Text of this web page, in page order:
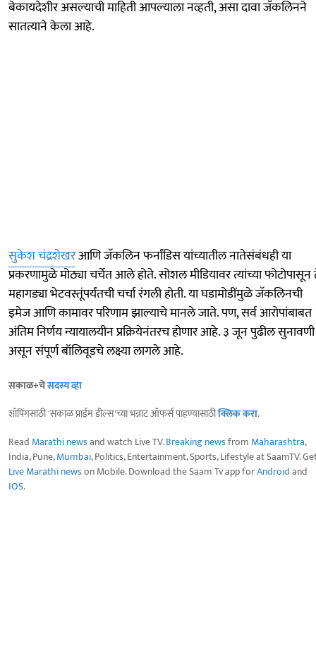
बेकायदेशीर असल्याची माहिती आपल्याला नव्हती, असा दावा जॅकलिनने
सातत्याने केला आहे.
सुकेश चंद्रशेखरआणि जॅकलिन फर्नांडिस यांच्यातील नातेसंबंधही या
प्रकरणामुळे मोठ्या चर्चेत आले होते. सोशल मीडियावर त्यांच्या
महागड्या भेटवस्तूंपर्यंतची चर्चा रंगली होती. या घडामोडींमुळे जॅकलिनची
इमेज आणि कामावर परिणाम झाल्याचे मानले जाते. पण, सर्व आरोपांबाबत
अंतिम निर्णय न्यायालयीन प्रक्रियेनंतरच होणार आहे. ३ जून पुढील सुनावणी
असून संपूर्ण बॉलिवूडचे लक्ष्या लागले आहे.
सकाळ+चेसदस्य व्हा
शॉपिंगसाठी 'सकाळ प्राईम डील्स'च्या भन्नाट ऑफर्स पाहण्यासाठीक्लिक करा.
Read Marathi newsand watch Live TV.Breaking newsfrom Maharashtra,
India, Pune,Mumbai, Politics, Entertainment, Sports, Lifestyle at SaamTV.
Live Marathi newson Mobile. Download the Saam Tv app forAndroidand
IOS.